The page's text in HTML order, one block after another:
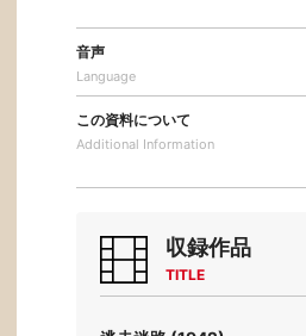
音声
Language
この資料について
Additional Information
収録作品
TITLE